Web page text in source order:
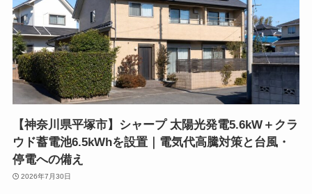
【神奈川県平塚市】シャープ 太陽光発電5.6kW＋クラ
ウド蓄電池6.5kWhを設置｜電気代高騰対策と台風・
停電への備え
2026年7月30日